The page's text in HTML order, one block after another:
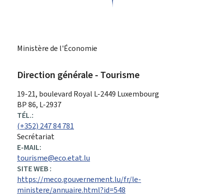
Ministère de l'Économie
Direction générale - Tourisme
ADRESSE
:
19-21, boulevard Royal L-2449 Luxembourg
BP 86, L-2937
TÉL.:
(+352) 247 84 781
Secrétariat
E-MAIL:
tourisme@eco.etat.lu
SITE WEB :
https://meco.gouvernement.lu/fr/le-
ministere/annuaire.html?id=548